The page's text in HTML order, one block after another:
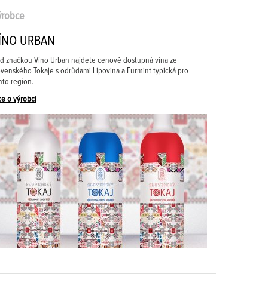
URBAN
značkou Víno Urban najdete cenově dostupná vína ze
Tokaje s odrůdami Lipovina a Furmint typická pro
region.
o výrobci